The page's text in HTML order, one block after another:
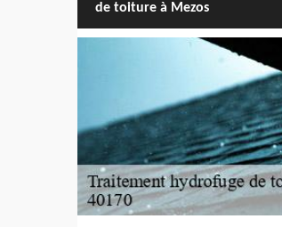
de toiture à Mezos